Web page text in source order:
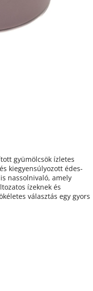
gyümölcsök ízletes
kiegyensúlyozott édes-
nassolnivaló, amely
ízeknek és
választás egy gyors